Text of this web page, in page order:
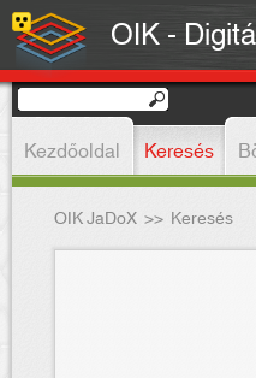
OIK -
Kezdőoldal Keresés
OIK JaDoX >> Keresés